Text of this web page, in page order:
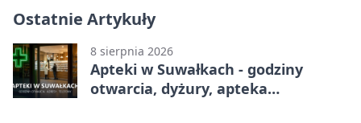
Ostatnie Artykuły
8 sierpnia 2026
Apteki w Suwałkach - godziny
otwarcia, dyżury, apteka